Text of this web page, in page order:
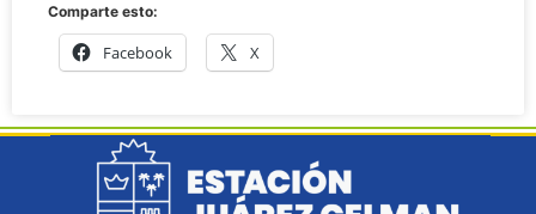
Comparte esto:
Facebook X